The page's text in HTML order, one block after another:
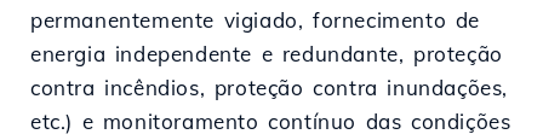
permanentemente vigiado, fornecimento de
energia independente e redundante, proteção
contra incêndios, proteção contra inundações,
etc.) e monitoramento contínuo das condições